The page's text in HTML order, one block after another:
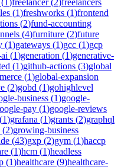
(1)freshworks (1)frontend
(2)fund-accounting
(4)furniture (2)future
(1)gateways (1)gcc (1)gcp
(1)generation (1)generative-
(1)github-actions (3)global
(1)global-expansion
(2)gobd (1)gohighlevel
business (1)google-
pay (1)google-reviews
(1)grafana (1)grants (2)graphql
(2)growing-business
(43)gxp (2)gym (1)haccp
(1)hcm (1)headless
(1)healthcare (9)healthcare-